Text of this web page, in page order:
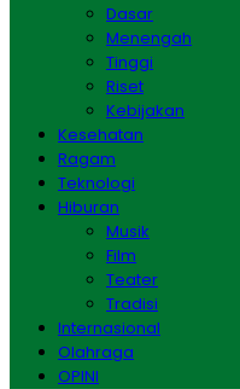
Dasar
Menengah
Tinggi
Riset
Kebijakan
Kesehatan
Ragam
Teknologi
Hiburan
Musik
Film
Teater
Tradisi
Internasional
Olahraga
OPINI